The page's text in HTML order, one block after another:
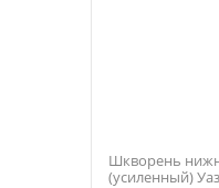
Шкворень
(усиленный)